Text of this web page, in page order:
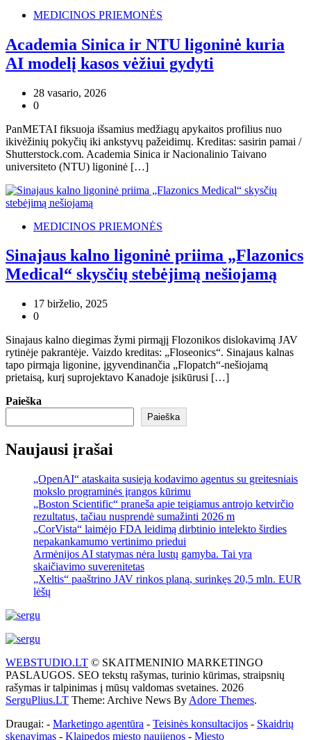
MEDICINOS PRIEMONĖS
Academia Sinica ir NTU ligoninė kuria
AI modelį kasos vėžiui gydyti
28 vasario, 2026
0
PanMETAI fiksuoja išsamius medžiagų apykaitos profilius nuo
ikivėžinių pokyčių iki ankstyvų pažeidimų. Kreditas: sasirin pamai /
Shutterstock.com. Academia Sinica ir Nacionalinio Taivano
universiteto (NTU) ligoninė […]
MEDICINOS PRIEMONĖS
Sinajaus kalno ligoninė priima „Flazonics
Medical“ skysčių stebėjimą nešiojamą
17 birželio, 2025
0
Sinajaus kalno diegimas žymi pirmąjį Flozonikos dislokavimą JAV
rytinėje pakrantėje. Vaizdo kreditas: „Floseonics“. Sinajaus kalnas
tapo pirmąja ligonine, įgyvendinančia „Flopatch“-nešiojamą
prietaisą, kurį suprojektavo Kanadoje įsikūrusi […]
Paieška
Paieška
Naujausi įrašai
„OpenAI“ ataskaita susieja kodavimo agentus su greitesniais
mokslo programinės įrangos kūrimu
„Boston Scientific“ praneša apie teigiamus antrojo ketvirčio
rezultatus, tačiau nusprendė sumažinti 2026 m
„CorVista“ laimėjo FDA leidimą dirbtinio intelekto širdies
nepakankamumo vertinimo priedui
Armėnijos AI statymas nėra lustų gamyba. Tai yra
skaičiavimo suverenitetas
„Xeltis“ paaštrino JAV rinkos planą, surinkęs 20,5 mln. EUR
lėšų
WEBSTUDIO.LT © SKAITMENINIO MARKETINGO
PASLAUGOS. SEO tekstų rašymas, turinio kūrimas, straipsnių
rašymas ir talpinimas į mūsų valdomas svetaines. 2026
SerguPlius.LT Theme: Archive News By Adore Themes.
Draugai: - Marketingo agentūra - Teisinės konsultacijos - Skaidrių
skenavimas - Klaipedos miesto naujienos - Miesto